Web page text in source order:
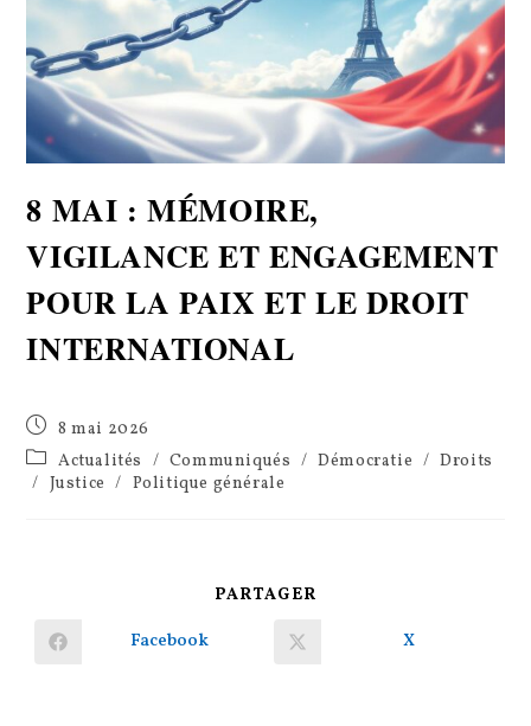
8 MAI : MÉMOIRE,
VIGILANCE ET ENGAGEMENT
POUR LA PAIX ET LE DROIT
INTERNATIONAL
Publication
publiée :
8 mai 2026
Post
category:
Actualités / Communiqués / Démocratie / Droits
/ Justice / Politique générale
PARTAGER
Ouvrir
Facebook Ouvrir
X